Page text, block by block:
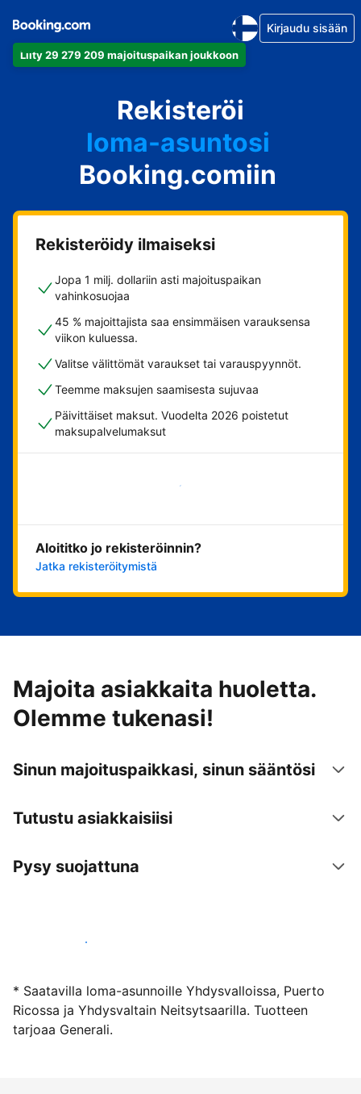
Liity 29 279 209 majoituspaikan joukkoon
Kirjaudu sisään
Rekisteröi
huoneistosi
hotellisi
loma-asuntosi
guesthousesi
bed & breakfastisi
Booking.comiin
Rekisteröidy ilmaiseksi
Jopa 1 milj. dollariin asti majoituspaikan
vahinkosuojaa
45 % majoittajista saa ensimmäisen varauksensa
viikon kuluessa.
Valitse välittömät varaukset tai varauspyynnöt.
Teemme maksujen saamisesta sujuvaa
Päivittäiset maksut. Vuodelta 2026 poistetut
maksupalvelumaksut
Aloita nyt
Aloititko jo rekisteröinnin?
Jatka rekisteröitymistä
Majoita asiakkaita huoletta.
Olemme tukenasi!
Sinun majoituspaikkasi, sinun sääntösi
Tutustu asiakkaisiisi
Pysy suojattuna
Ryhdy majoittajaksi
* Saatavilla loma-asunnoille Yhdysvalloissa, Puerto
Ricossa ja Yhdysvaltain Neitsytsaarilla. Tuotteen
tarjoaa Generali.